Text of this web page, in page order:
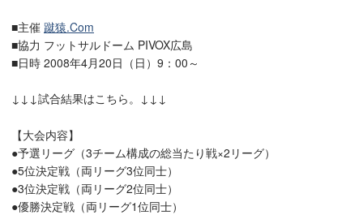
■主催 蹴猿.Com
■協力 フットサルドーム PIVOX広島
■日時 2008年4月20日（日）9：00～
↓↓↓試合結果はこちら。↓↓↓
【大会内容】
●予選リーグ（3チーム構成の総当たり戦×2リーグ）
●5位決定戦（両リーグ3位同士）
●3位決定戦（両リーグ2位同士）
●優勝決定戦（両リーグ1位同士）